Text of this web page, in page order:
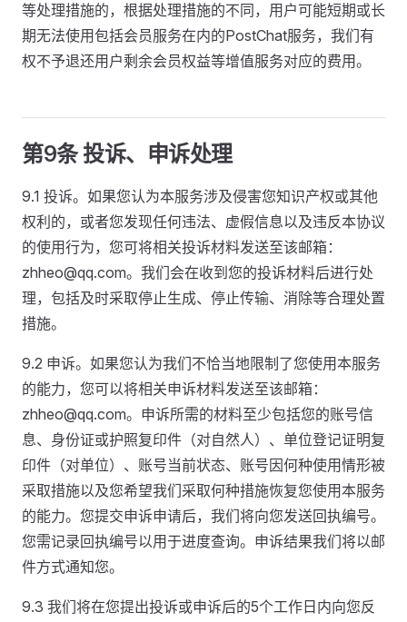
等处理措施的，根据处理措施的不同，用户可能短期或长
期无法使用包括会员服务在内的PostChat服务，我们有
权不予退还用户剩余会员权益等增值服务对应的费用。
第9条 投诉、申诉处理
9.1 投诉。如果您认为本服务涉及侵害您知识产权或其他
权利的，或者您发现任何违法、虚假信息以及违反本协议
的使用行为，您可将相关投诉材料发送至该邮箱：
zhheo@qq.com。我们会在收到您的投诉材料后进行处
理，包括及时采取停止生成、停止传输、消除等合理处置
措施。
9.2 申诉。如果您认为我们不恰当地限制了您使用本服务
的能力，您可以将相关申诉材料发送至该邮箱：
zhheo@qq.com。申诉所需的材料至少包括您的账号信
息、身份证或护照复印件（对自然人）、单位登记证明复
印件（对单位）、账号当前状态、账号因何种使用情形被
采取措施以及您希望我们采取何种措施恢复您使用本服务
的能力。您提交申诉申请后，我们将向您发送回执编号。
您需记录回执编号以用于进度查询。申诉结果我们将以邮
件方式通知您。
9.3 我们将在您提出投诉或申诉后的5个工作日内向您反